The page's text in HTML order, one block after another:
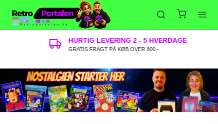
HURTIG LEVERING 2 - 5 HVERDAGE
GRATIS FRAGT PÅ KØB OVER 800,-